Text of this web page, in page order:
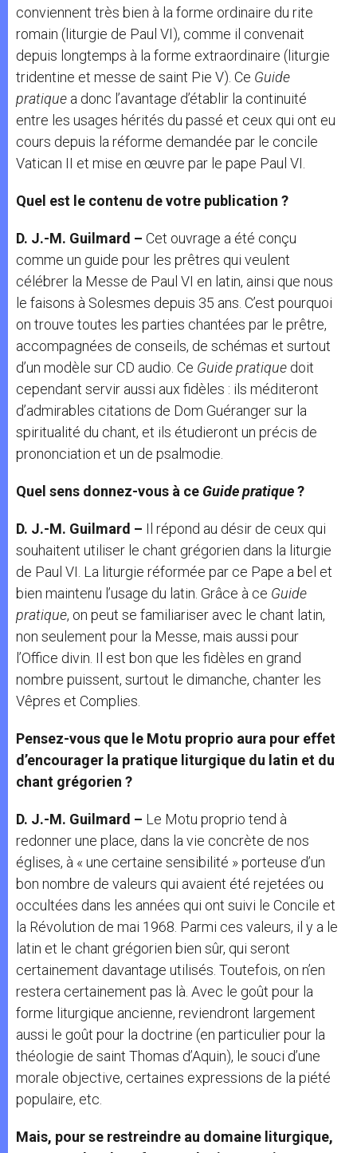
conviennent très bien à la forme ordinaire du rite
romain (liturgie de Paul VI), comme il convenait
depuis longtemps à la forme extraordinaire (liturgie
tridentine et messe de saint Pie V). Ce Guide
pratique a donc l’avantage d’établir la continuité
entre les usages hérités du passé et ceux qui ont eu
cours depuis la réforme demandée par le concile
Vatican II et mise en œuvre par le pape Paul VI.
Quel est le contenu de votre publication ?
D. J.-M. Guilmard – Cet ouvrage a été conçu
comme un guide pour les prêtres qui veulent
célébrer la Messe de Paul VI en latin, ainsi que nous
le faisons à Solesmes depuis 35 ans. C’est pourquoi
on trouve toutes les parties chantées par le prêtre,
accompagnées de conseils, de schémas et surtout
d’un modèle sur CD audio. Ce Guide pratique doit
cependant servir aussi aux fidèles : ils méditeront
d’admirables citations de Dom Guéranger sur la
spiritualité du chant, et ils étudieront un précis de
prononciation et un de psalmodie.
Quel sens donnez-vous à ce Guide pratique?
D. J.-M. Guilmard – Il répond au désir de ceux qui
souhaitent utiliser le chant grégorien dans la liturgie
de Paul VI. La liturgie réformée par ce Pape a bel et
bien maintenu l’usage du latin. Grâce à ce Guide
pratique, on peut se familiariser avec le chant latin,
non seulement pour la Messe, mais aussi pour
l’Office divin. Il est bon que les fidèles en grand
nombre puissent, surtout le dimanche, chanter les
Vêpres et Complies.
Pensez-vous que le Motu proprio aura pour effet
d’encourager la pratique liturgique du latin et du
chant grégorien ?
D. J.-M. Guilmard – Le Motu proprio tend à
redonner une place, dans la vie concrète de nos
églises, à « une certaine sensibilité » porteuse d’un
bon nombre de valeurs qui avaient été rejetées ou
occultées dans les années qui ont suivi le Concile et
la Révolution de mai 1968. Parmi ces valeurs, il y a le
latin et le chant grégorien bien sûr, qui seront
certainement davantage utilisés. Toutefois, on n’en
restera certainement pas là. Avec le goût pour la
forme liturgique ancienne, reviendront largement
aussi le goût pour la doctrine (en particulier pour la
théologie de saint Thomas d’Aquin), le souci d’une
morale objective, certaines expressions de la piété
populaire, etc.
Mais, pour se restreindre au domaine liturgique,